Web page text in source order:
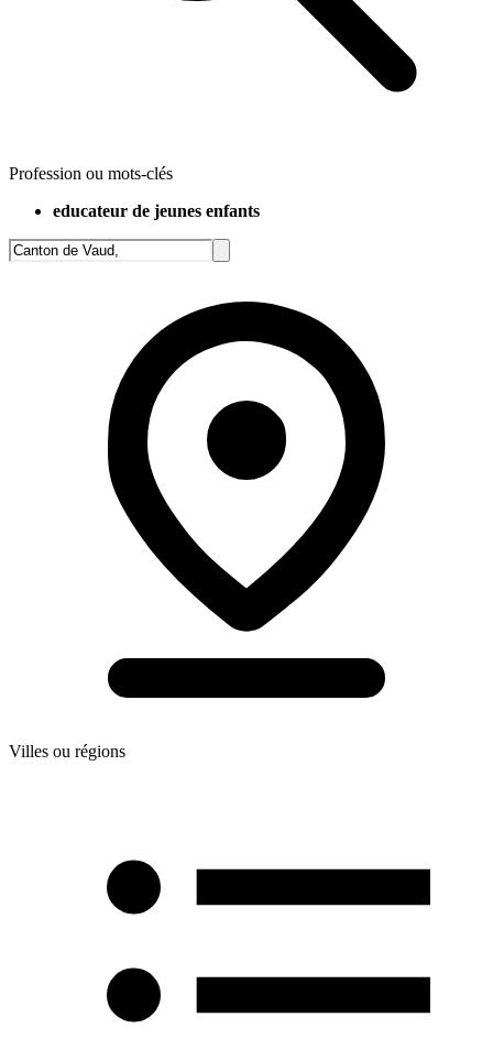
Profession ou mots-clés
educateur de jeunes enfants
Villes ou régions